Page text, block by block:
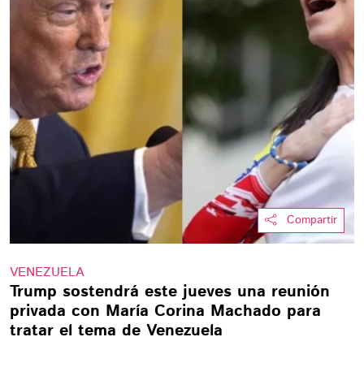
Compartir
VENEZUELA
Trump sostendrá este jueves una reunión
privada con María Corina Machado para
tratar el tema de Venezuela